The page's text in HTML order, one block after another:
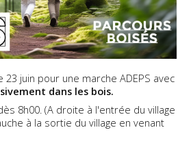
juin pour une marche ADEPS avec
dans les bois.
8h00. (A droite à l'entrée du village
à la sortie du village en venant